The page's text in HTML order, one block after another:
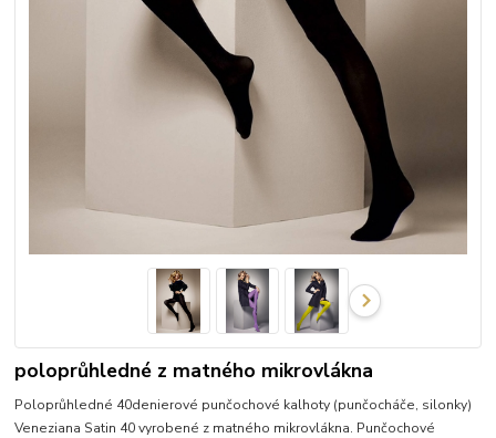
poloprůhledné z matného mikrovlákna
Poloprůhledné 40denierové punčochové kalhoty (punčocháče, silonky)
Veneziana Satin 40 vyrobené z matného mikrovlákna. Punčochové